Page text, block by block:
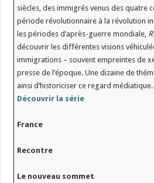
siècles, des immigrés venus des quatre
période révolutionnaire à la révolution
les périodes d’après-guerre mondiale,
découvrir les différentes visions
immigrations – souvent empreintes de
presse de l’époque. Une dizaine de
ainsi d’historiciser ce regard
Découvrir la série
France
Recontre
Le nouveau sommet